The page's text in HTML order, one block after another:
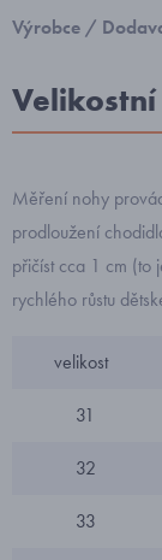
Výrobce /
Měření nohy
prodloužení
přičíst cca 1 cm (to
rychlého růstu
velikost
31
32
33